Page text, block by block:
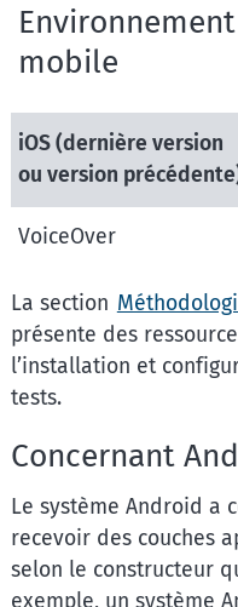
mobile
iOS (dernière version
ou version
VoiceOver
La section
présente des
l’installation et
tests.
Concernant
Le système Android a
recevoir des couches
selon le constructeur
exemple, un système